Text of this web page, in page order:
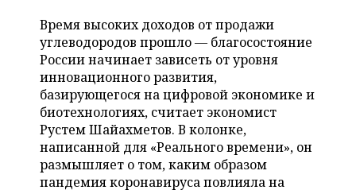
ОТКРЫТАЯ ЛЕКЦИЯ
БАСКЕТБОЛ
ВОЛЕЙБОЛ
КИБЕРСПОРТ
ФИГУРНОЕ КАТАНИЕ
ИНФРАСТРУКТУРА
ИСТОРИЯ
КУЛЬТУРА
МЕДИЦИНА
СПРАВОЧНИК
СПИСОК ПЕРСОН
СПИСОК КОМПАНИЙ
ПОЛНАЯ ВЕРСИЯ
Время высоких доходов от продажи
углеводородов прошло — благосостояние
России начинает зависеть от уровня
инновационного развития,
базирующегося на цифровой экономике и
биотехнологиях, считает экономист
Рустем Шайахметов. В колонке,
написанной для «Реального времени», он
размышляет о том, каким образом
пандемия коронавируса повлияла на